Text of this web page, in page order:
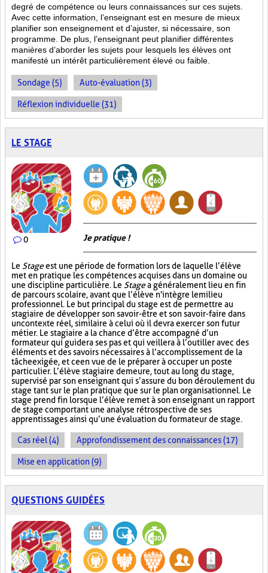
degré de compétence ou leurs connaissances sur ces sujets.
Avec cette information, l’enseignant est en mesure de mieux
planifier son enseignement et d’ajuster, si nécessaire, son
programme. De plus, l’enseignant peut planifier différentes
manières d’aborder les sujets pour lesquels les élèves ont
manifesté un intérêt particulièrement élevé ou faible.
Sondage (5) Auto-évaluation (3)
Réflexion individuelle (31)
LE STAGE
0 Je pratique !
Le Stageest une période de formation lors de laquelle l’élève
met en pratique les compétences acquises dans un domaine ou
une discipline particulière. Le Stagea généralement lieu en fin
de parcours scolaire, avant que l’élève n'intègre le milieu
professionnel. Le but principal du stage est de permettre au
stagiaire de développer son savoir-être et son savoir-faire dans
un contexte réel, similaire à celui où il devra exercer son futur
métier. Le stagiaire a la chance d’être accompagné d’un
formateur qui guidera ses pas et qui veillera à l’outiller avec des
éléments et des savoirs nécessaires à l’accomplissement de la
tâche exigée, et ce en vue de le préparer à occuper un poste
particulier. L’élève stagiaire demeure, tout au long du stage,
supervisé par son enseignant qui s’assure du bon déroulement du
stage tant sur le plan pratique que sur le plan organisationnel. Le
stage prend fin lorsque l’élève remet à son enseignant un rapport
de stage comportant une analyse rétrospective de ses
apprentissages ainsi qu’une évaluation du formateur de stage.
Cas réel (4) Approfondissement des connaissances (17)
Mise en application (9)
QUESTIONS GUIDÉES